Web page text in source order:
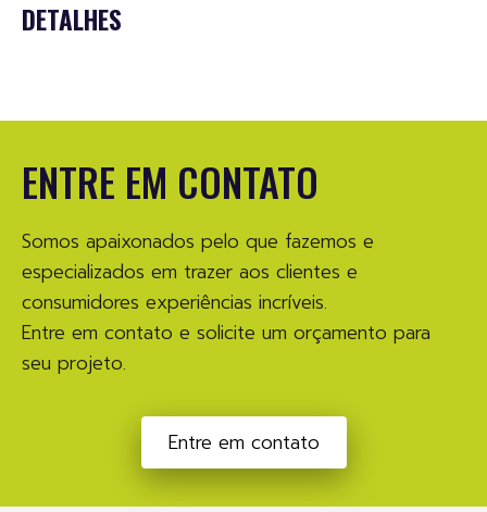
DETALHES
ENTRE EM CONTATO
Somos apaixonados pelo que fazemos e
especializados em trazer aos clientes e
consumidores experiências incríveis.
Entre em contato e solicite um orçamento para
seu projeto.
Entre em contato